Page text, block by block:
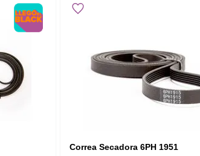
Correa Secadora 6PH 1951